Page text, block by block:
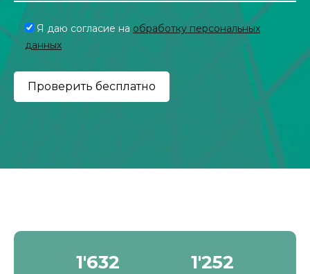
Я даю согласие на обработку персональных
данных
2'190 1'680